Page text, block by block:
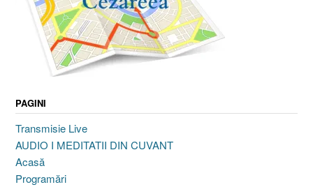
PAGINI
Transmisie Live
AUDIO I MEDITATII DIN CUVANT
Acasă
Programări